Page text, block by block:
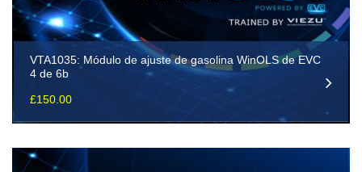
VTA1035: Módulo de ajuste de gasolina WinOLS de EVC
4 de 6b
£150.00